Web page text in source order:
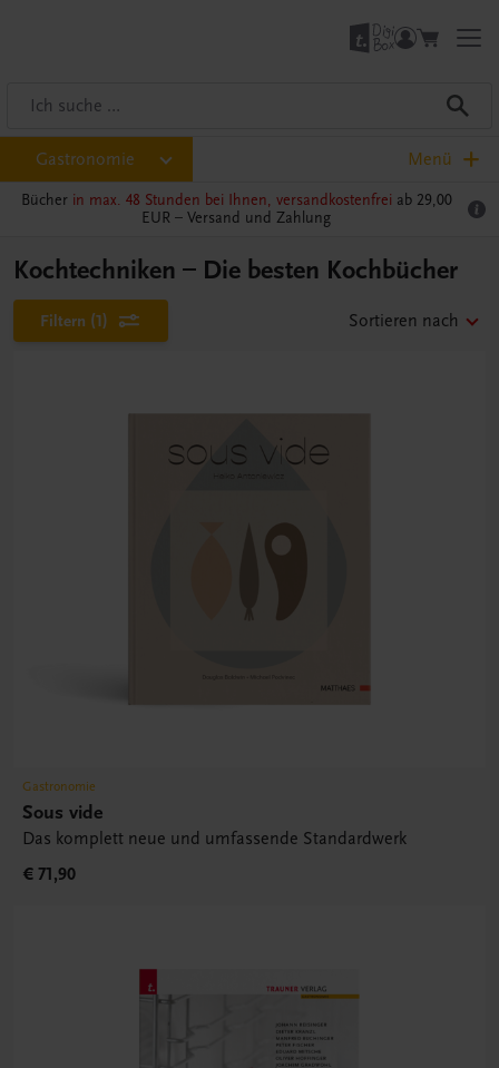
Gastronomie Menü
Bücher in max. 48 Stunden bei Ihnen, versandkostenfrei ab 29,00
EUR – Versand und Zahlung
Kochtechniken – Die besten Kochbücher
Filtern (1) Sortieren nach
Gastronomie
Sous vide
Das komplett neue und umfassende Standardwerk
€ 71,90